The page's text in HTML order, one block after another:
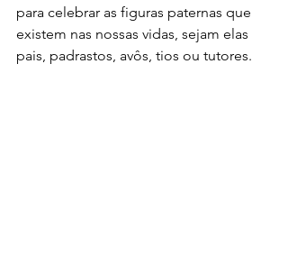
para celebrar as figuras paternas que
existem nas nossas vidas, sejam elas
pais, padrastos, avôs, tios ou tutores.